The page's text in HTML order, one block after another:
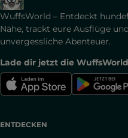
WuffsWorld – Entdeckt
Nähe, trackt eure Ausflüge
unvergessliche Abenteuer.
Lade dir jetzt die
ENTDECKEN